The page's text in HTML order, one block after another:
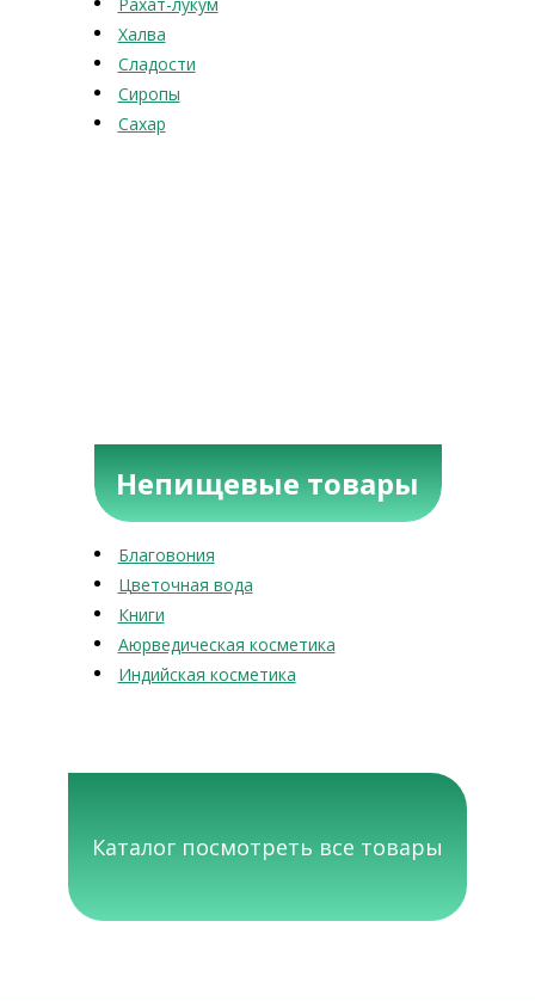
Рахат-лукум
Халва
Сладости
Сиропы
Сахар
Непищевые товары
Благовония
Цветочная вода
Книги
Аюрведическая косметика
Индийская косметика
Каталог посмотреть все товары